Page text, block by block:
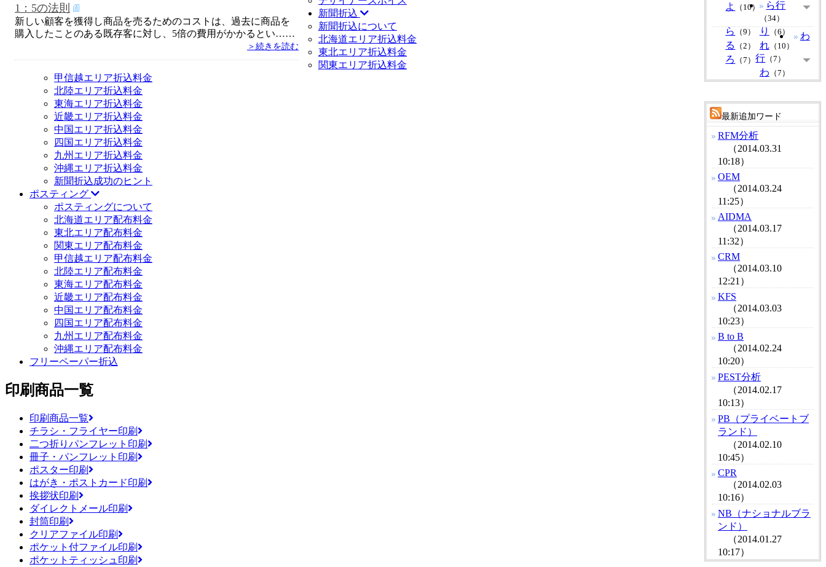
1：5の法則
新しい顧客を獲得し商品を売るためのコストは、過去に商品を
購入したことのある既存客に対し、5倍の費用がかかるとい……
＞続きを読む
よ （10） ら行
（34）
ら （9） り （6）
る （2） れ（10）
ろ （7）
わ
行 （7）
わ （7）
最新追加ワード
RFM分析
（2014.03.31
10:18）
OEM
（2014.03.24
11:25）
AIDMA
（2014.03.17
11:32）
CRM
（2014.03.10
12:21）
KFS
（2014.03.03
10:23）
B to B
（2014.02.24
10:20）
PEST分析
（2014.02.17
10:13）
PB（プライベートブ
ランド）
（2014.02.10
10:45）
CPR
（2014.02.03
10:16）
NB（ナショナルブラ
ンド）
（2014.01.27
10:17）
新聞折込
新聞折込について
北海道エリア折込料金
東北エリア折込料金
関東エリア折込料金
甲信越エリア折込料金
北陸エリア折込料金
東海エリア折込料金
近畿エリア折込料金
中国エリア折込料金
四国エリア折込料金
九州エリア折込料金
沖縄エリア折込料金
新聞折込成功のヒント
ポスティング
ポスティングについて
北海道エリア配布料金
東北エリア配布料金
関東エリア配布料金
甲信越エリア配布料金
北陸エリア配布料金
東海エリア配布料金
近畿エリア配布料金
中国エリア配布料金
四国エリア配布料金
九州エリア配布料金
沖縄エリア配布料金
フリーペーパー折込
印刷商品一覧
印刷商品一覧
チラシ・フライヤー印刷
二つ折りパンフレット印刷
冊子・パンフレット印刷
ポスター印刷
はがき・ポストカード印刷
挨拶状印刷
ダイレクトメール印刷
封筒印刷
クリアファイル印刷
ポケット付ファイル印刷
ポケットティッシュ印刷